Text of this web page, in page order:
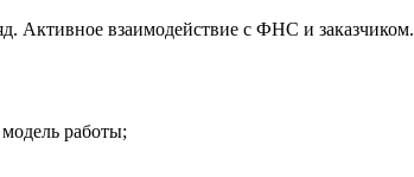
Активное взаимодействие с ФНС и заказчиком.
работы;